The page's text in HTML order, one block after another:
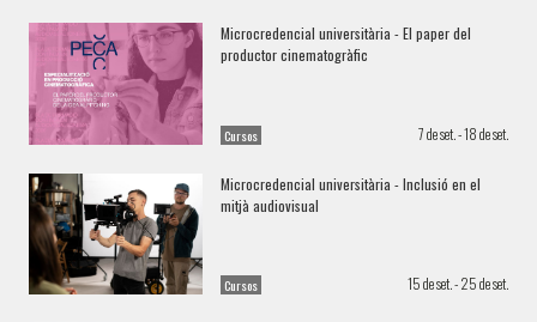
Microcredencial universitària - El paper del
productor cinematogràfic
Cursos 7 de set. - 18 de set.
Microcredencial universitària - Inclusió en el
mitjà audiovisual
Cursos 15 de set. - 25 de set.